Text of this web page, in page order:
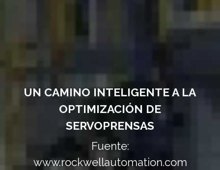
UN CAMINO INTELIGENTE A LA
OPTIMIZACIÓN DE
SERVOPRENSAS
Fuente:
www.rockwellautomation.com